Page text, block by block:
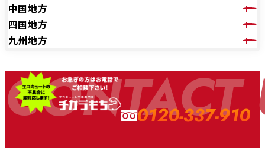
中国地方
四国地方
九州地方
CONTACT
0120-337-910